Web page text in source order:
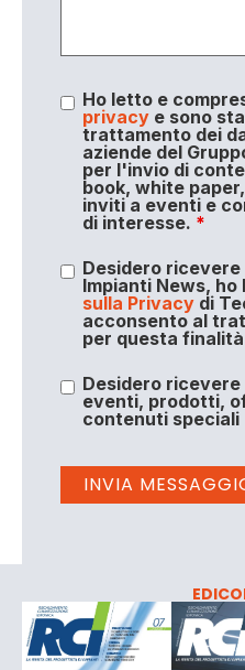
Ho letto e
privacye sono
trattamento dei
aziende del
per l'invio di
book, white
inviti a eventi e
di interesse. *
Desidero
Impianti News,
sulla Privacydi
acconsento al
per questa finalità
Desidero
eventi, prodotti,
contenuti speciali